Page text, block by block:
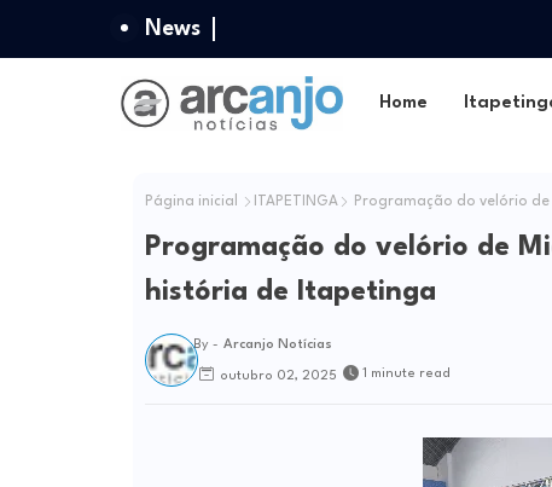
News
Home
Página inicial ITAPETINGA Programação do velório
Programação do velório de
história de Itapetinga
By - Arcanjo Notícias
outubro 02, 2025 1 minute read